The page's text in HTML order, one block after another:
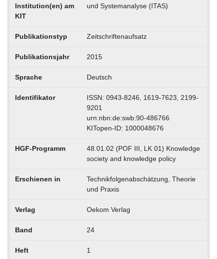
Institution(en) am
KIT
und Systemanalyse (ITAS)
Publikationstyp Zeitschriftenaufsatz
Publikationsjahr 2015
Sprache Deutsch
Identifikator
ISSN: 0943-8246, 1619-7623, 2199-
9201
urn:nbn:de:swb:90-486766
KITopen-ID: 1000048676
HGF-Programm
48.01.02 (POF III, LK 01) Knowledge
society and knowledge policy
Erschienen in
Technikfolgenabschätzung, Theorie
und Praxis
Verlag Oekom Verlag
Band 24
Heft 1